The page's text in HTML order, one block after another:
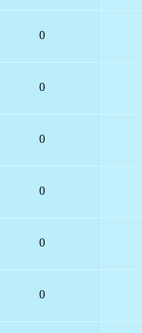
0
0
0
0
0
0